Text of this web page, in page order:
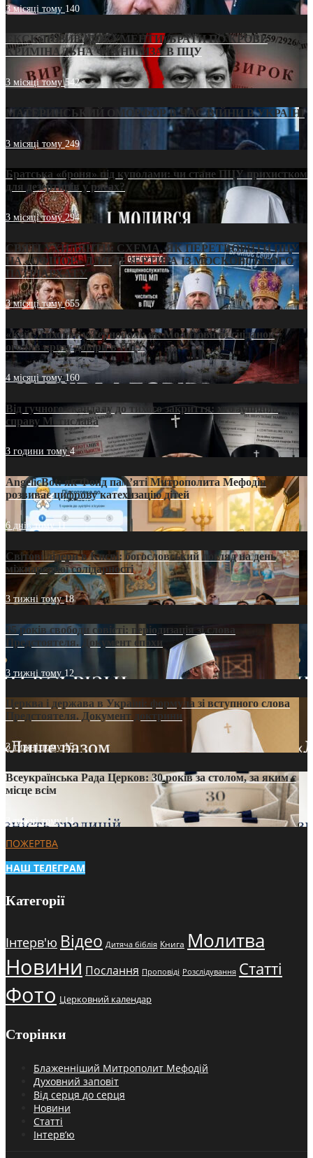
3 місяці тому 140
ЕКСКЛЮЗИВ (ДОКУМЕНТИ)/БРАТИ ПО КРОВІ:
КРИМІНАЛЬНА ФРАНШИЗА В ПЦУ
3 місяці тому542
МАТЕРИНСЬКИЙ ОМОРФОР В ЧАС ВІЙНИ В УКРАЇНІ
3 місяці тому249
Братська «броня» під куполами: чи стане ПЦУ прихистком
для дезертирів у рясах?
3 місяці тому294
СВЯТІ УХИЛЯНТИ: СХЕМА, ЯК ПЕРЕТВОРИТИ ПЦУ
НА «ОФШОР» ДЛЯ ДЕЗЕРТИРА ІЗ МОСКОВСЬКОГО
ПАТРІАРХАТУ
3 місяці тому655
«Кейс Тихона» у Тернополі: як Молитовний сніданок
оголив кризу довіри в ПЦУ
4 місяці тому160
Від гучного скандалу до тихого закриття: хто зупинив
справу Мстислава
3 години тому4
AngelicBot: як Фонд пам’яті Митрополита Мефодія
розвиває цифрову катехизацію дітей
6 днів тому11
Світові лідери в Києві: богословський погляд на день
міжнародної солідарності
3 тижні тому18
35 років свободи совісті: періодизація зі слова
Предстоятеля. Документ епохи
3 тижні тому 12
Церква і держава в Україні: формула зі вступного слова
Предстоятеля. Документ доктрини
3 тижні тому15
Всеукраїнська Рада Церков: 30 років за столом, за яким є
місце всім
3 тижні тому14
ПОЖЕРТВА
НАШ ТЕЛЕГРАМ
Категорії
Інтерв'ю Відео Дитяча біблія Книга Молитва
Новини Послання Проповіді Розслідування Статті
Фото Церковний календар
Сторінки
Блаженніший Митрополит Мефодій
Духовний заповіт
Від серця до серця
Новини
Статті
Інтерв’ю